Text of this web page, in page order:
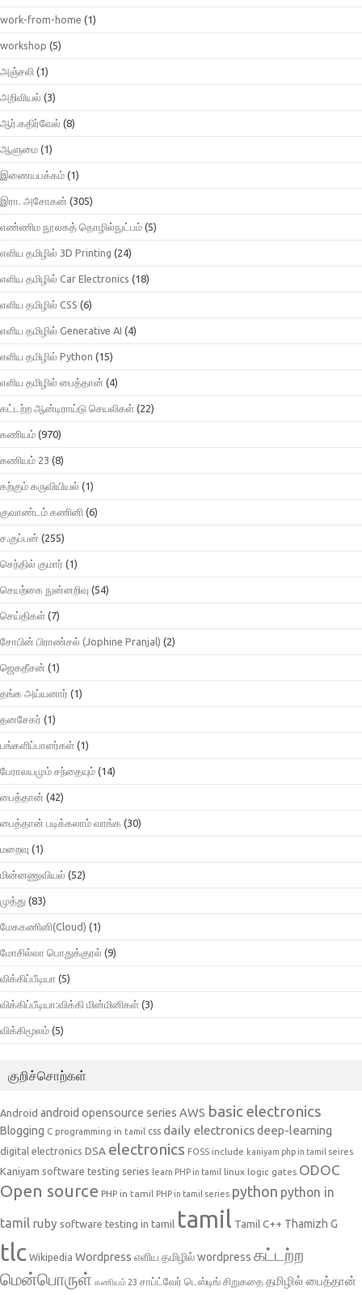
work-from-home (1)
workshop (5)
அஞ்சலி (1)
அறிவியல் (3)
ஆர்.கதிர்வேல் (8)
ஆளுமை (1)
இணையபக்கம் (1)
இரா. அசோகன் (305)
எண்ணிம நூலகத் தொழில்நுட்பம் (5)
எளிய தமிழில் 3D Printing (24)
எளிய தமிழில் Car Electronics (18)
எளிய தமிழில் CSS (6)
எளிய தமிழில் Generative AI (4)
எளிய தமிழில் Python (15)
எளிய தமிழில் பைத்தான் (4)
கட்டற்ற ஆன்டிராய்டு செயலிகள் (22)
கணியம் (970)
கணியம் 23 (8)
கற்கும் கருவியியல் (1)
குவாண்டம் கணினி (6)
ச.குப்பன் (255)
செந்தில் குமார் (1)
செயற்கை நுன்னறிவு (54)
செய்திகள் (7)
சோபின் பிராண்சல் (Jophine Pranjal) (2)
ஜெகதீசன் (1)
தங்க அய்யனார் (1)
தனசேகர் (1)
பங்களிப்பாளர்கள் (1)
பேராலயமும் சந்தையும் (14)
பைத்தான் (42)
பைத்தான் படிக்கலாம் வாங்க (30)
மறைவு (1)
மின்னணுவியல் (52)
முத்து (83)
மேககணினி(Cloud) (1)
மோசில்லா பொதுக்குரல் (9)
விக்கிப்பீடியா (5)
விக்கிப்பீடியா:விக்கி மின்மினிகள் (3)
விக்கிமூலம் (5)
குறிச்சொற்கள்
Android android opensource series AWS basic electronics
Blogging C programming in tamil css daily electronicsdeep-learning
digital electronics DSA electronics FOSS include kaniyam php in tamil seires
Kaniyam software testing series learn PHP in tamil linux logic gates ODOC
Open source PHP in tamil PHP in tamil series python python in
tamil ruby software testing in tamil tamil Tamil C++ Thamizh G
tlc Wikipedia Wordpress எளிய தமிழில் wordpress கட்டற்ற
மென்பொருள் கணியம் 23 சாப்ட்வேர் டெஸ்டிங் சிறுகதை தமிழில் பைத்தான்